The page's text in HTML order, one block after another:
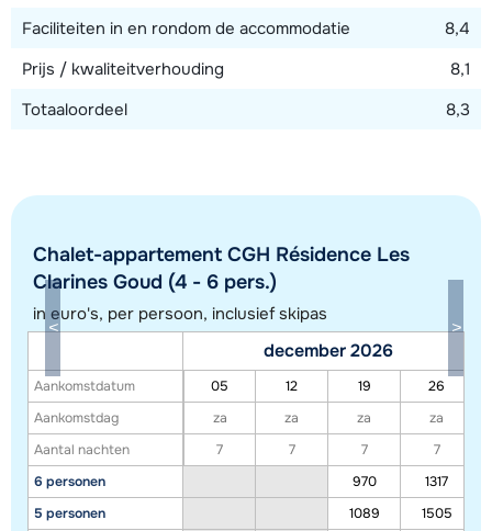
Toon alle accommodaties in dit gebied
exacte locatie kan enigszins afwijken.
Faciliteiten in en rondom de accommodatie
8,4
Prijs / kwaliteitverhouding
8,1
Totaaloordeel
8,3
Chalet-appartement CGH Résidence Les
Clarines Goud (4 - 6 pers.)
in euro's, per persoon, inclusief skipas
Aankomstdatum
Aankomstdag
Aantal nachten
6 personen
5 personen
december 2026
05 12 19
26
za
za za
za
7
7 7
7
970
1317
1089
1505